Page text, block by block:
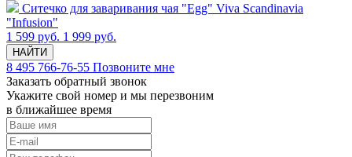
Cитечко для заваривания чая "Egg" Viva Scandinavia
"Infusion"
1 599 руб. 1 999 руб.
НАЙТИ
8 495 766-76-55 Позвоните мне
Заказать обратный звонок
Укажите свой номер и мы перезвоним
в ближайшее время